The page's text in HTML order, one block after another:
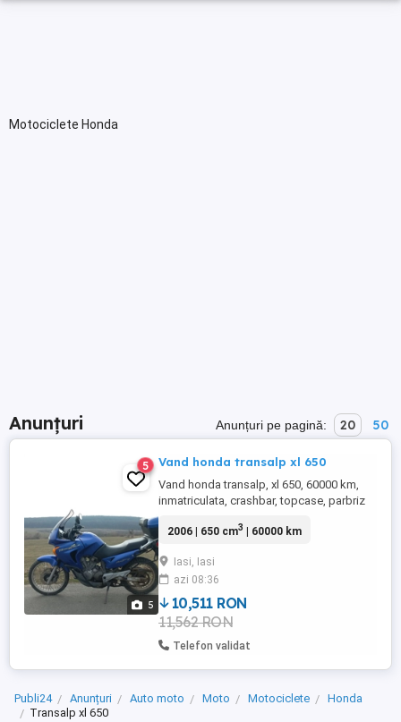
Motociclete Honda
Anunțuri Anunțuri pe pagină: 20 50
5
5 Vand honda transalp xl 650
Vand honda transalp, xl 650, 60000 km,
inmatriculata, crashbar, topcase, parbriz
inmatriculata, itp valabil. Pret 2000.
2006 | 650 cm3 | 60000 km
Iasi, Iasi
azi 08:36
10,511 RON
11,562 RON
Telefon validat
Publi24 Anunțuri Auto moto Moto Motociclete
Honda
Transalp xl 650